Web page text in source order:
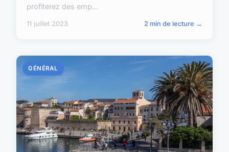
profiterez des emp...
11 juillet 2023 2 min de lecture →
GÉNÉRAL